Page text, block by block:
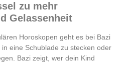
zu mehr
Gelassenheit
Horoskopen geht es bei Bazi
eine Schublade zu stecken oder
Bazi zeigt, wer dein Kind